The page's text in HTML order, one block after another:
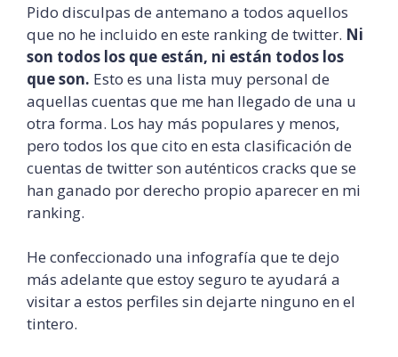
Pido disculpas de antemano a todos aquellos
que no he incluido en este ranking de twitter. Ni
son todos los que están, ni están todos los
que son. Esto es una lista muy personal de
aquellas cuentas que me han llegado de una u
otra forma. Los hay más populares y menos,
pero todos los que cito en esta clasificación de
cuentas de twitter son auténticos cracks que se
han ganado por derecho propio aparecer en mi
ranking.
He confeccionado una infografía que te dejo
más adelante que estoy seguro te ayudará a
visitar a estos perfiles sin dejarte ninguno en el
tintero.